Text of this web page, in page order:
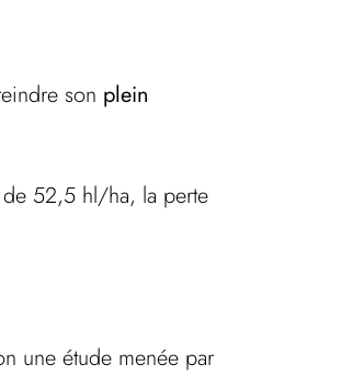
son plein
52,5 hl/ha, la perte
une étude menée par